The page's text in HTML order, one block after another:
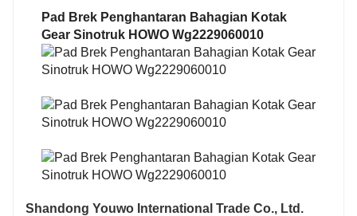
Pad Brek Penghantaran Bahagian Kotak
Gear Sinotruk HOWO Wg2229060010
Shandong Youwo International Trade Co., Ltd.